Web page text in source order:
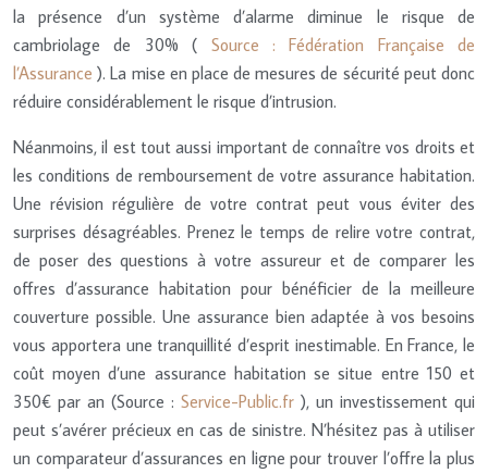
la présence d’un système d’alarme diminue le risque de
cambriolage de 30% ( Source : Fédération Française de
l’Assurance). La mise en place de mesures de sécurité peut donc
réduire considérablement le risque d’intrusion.
Néanmoins, il est tout aussi important de connaître vos droits et
les conditions de remboursement de votre assurance habitation.
Une révision régulière de votre contrat peut vous éviter des
surprises désagréables. Prenez le temps de relire votre contrat,
de poser des questions à votre assureur et de comparer les
offres d’assurance habitation pour bénéficier de la meilleure
couverture possible. Une assurance bien adaptée à vos besoins
vous apportera une tranquillité d’esprit inestimable. En France, le
coût moyen d’une assurance habitation se situe entre 150 et
350€ par an (Source : Service-Public.fr ), un investissement qui
peut s’avérer précieux en cas de sinistre. N’hésitez pas à utiliser
un comparateur d’assurances en ligne pour trouver l’offre la plus